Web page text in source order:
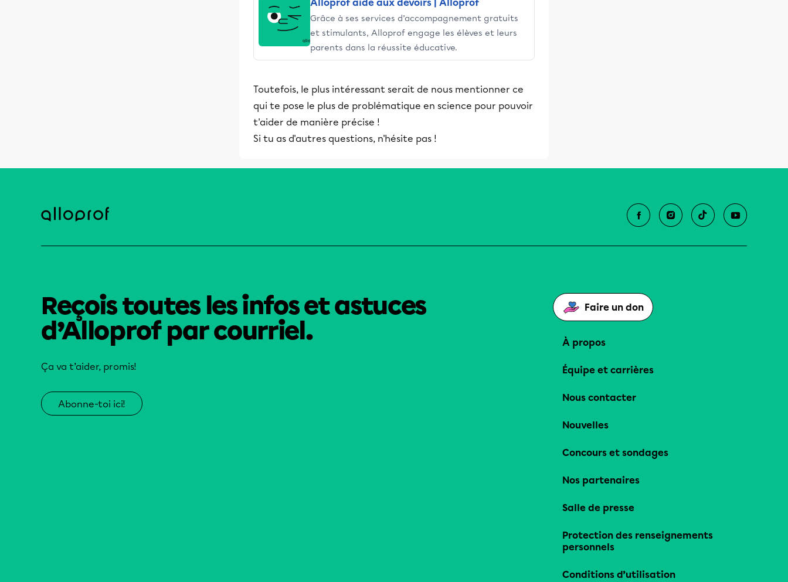
Alloprof aide aux devoirs | Alloprof
Grâce à ses services d’accompagnement gratuits
et stimulants, Alloprof engage les élèves et leurs
parents dans la réussite éducative.
Toutefois, le plus intéressant serait de nous mentionner ce
qui te pose le plus de problématique en science pour pouvoir
t'aider de manière précise !
Si tu as d'autres questions, n'hésite pas !
Reçois toutes les infos et astuces
d’Alloprof par courriel.
Ça va t’aider, promis!
Abonne-toi ici!
Faire un don
À propos
Équipe et carrières
Nous contacter
Nouvelles
Concours et sondages
Nos partenaires
Salle de presse
Protection des renseignements
personnels
Conditions d’utilisation